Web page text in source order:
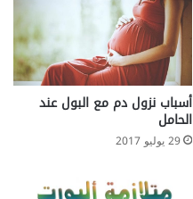
أسباب نزول دم مع البول عند
الحامل
29 يوليو 2017